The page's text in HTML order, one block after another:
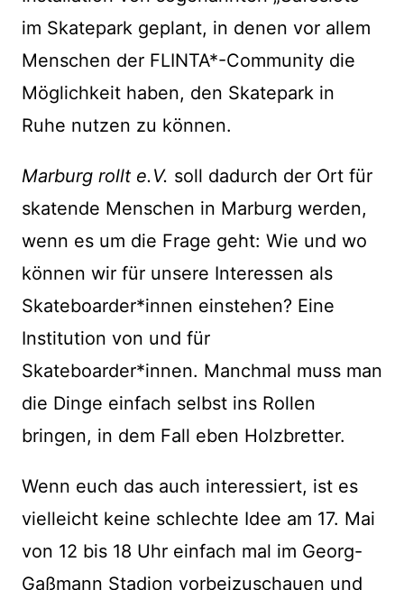
im Skatepark geplant, in denen vor allem
Menschen der FLINTA*-Community die
Möglichkeit haben, den Skatepark in
Ruhe nutzen zu können.
Marburg rollt e.V. soll dadurch der Ort für
skatende Menschen in Marburg werden,
wenn es um die Frage geht: Wie und wo
können wir für unsere Interessen als
Skateboarder*innen einstehen? Eine
Institution von und für
Skateboarder*innen. Manchmal muss man
die Dinge einfach selbst ins Rollen
bringen, in dem Fall eben Holzbretter.
Wenn euch das auch interessiert, ist es
vielleicht keine schlechte Idee am 17. Mai
von 12 bis 18 Uhr einfach mal im Georg-
Gaßmann Stadion vorbeizuschauen und